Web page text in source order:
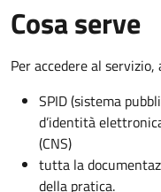
Cosa serve
Per accedere al
SPID (sistema
d’identità
(CNS)
tutta la
della pratica.